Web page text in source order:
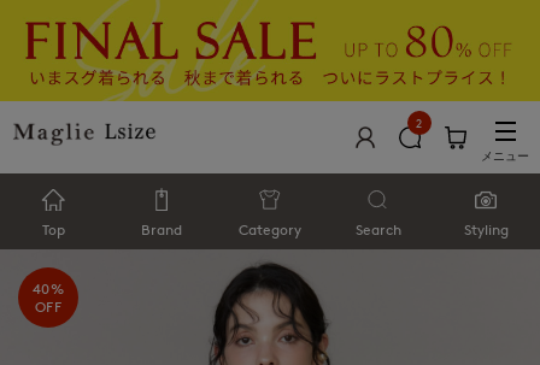
2
メニュー
Top Brand Category Search Styling
40%
OFF